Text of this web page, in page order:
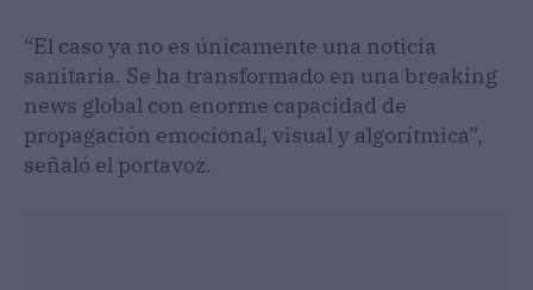
“El caso ya no es únicamente una noticia
sanitaria. Se ha transformado en una breaking
news global con enorme capacidad de
propagación emocional, visual y algorítmica”,
señaló el portavoz.